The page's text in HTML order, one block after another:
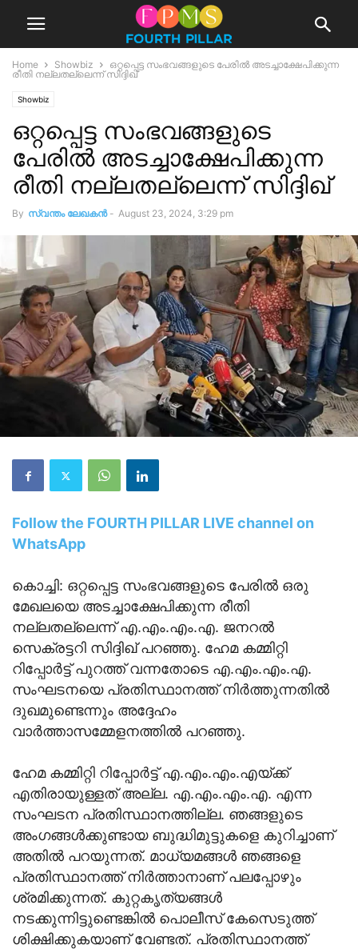
Home Showbiz
ഒറ്റപ്പെട്ട സംഭവങ്ങളുടെ പേരില്‍ അടച്ചാക്ഷേപിക്കുന്ന
രീതി നല്ലതല്ലെന്ന് സിദ്ദിഖ്
Showbiz
ഒറ്റപ്പെട്ട സംഭവങ്ങളുടെ
പേരില്‍ അടച്ചാക്ഷേപിക്കുന്ന
രീതി നല്ലതല്ലെന്ന് സിദ്ദിഖ്
By സ്വന്തം ലേഖകന്‍ - August 23, 2024, 3:29 pm
Follow the FOURTH PILLAR LIVE channel on
WhatsApp
കൊച്ചി: ഒറ്റപ്പെട്ട സംഭവങ്ങളുടെ പേരില്‍ ഒരു
മേഖലയെ അടച്ചാക്ഷേപിക്കുന്ന രീതി
നല്ലതല്ലെന്ന് എ.എം.എം.എ. ജനറല്‍
സെക്രട്ടറി സിദ്ദിഖ് പറഞ്ഞു. ഹേമ കമ്മിറ്റി
റിപ്പോര്‍ട്ട് പുറത്ത് വന്നതോടെ എ.എം.എം.എ.
സംഘടനയെ പ്രതിസ്ഥാനത്ത് നിര്‍ത്തുന്നതില്‍
ദുഖമുണ്ടെന്നും അദ്ദേഹം
വാര്‍ത്താസമ്മേളനത്തില്‍ പറഞ്ഞു.
ഹേമ കമ്മിറ്റി റിപ്പോര്‍ട്ട് എ.എം.എം.എയ്ക്ക്
എതിരായുള്ളത് അല്ല. എ.എം.എം.എ. എന്ന
സംഘടന പ്രതിസ്ഥാനത്തില്ല. ഞങ്ങളുടെ
അംഗങ്ങള്‍ക്കുണ്ടായ ബുദ്ധിമുട്ടുകളെ കുറിച്ചാണ്
അതില്‍ പറയുന്നത്. മാധ്യമങ്ങള്‍ ഞങ്ങളെ
പ്രതിസ്ഥാനത്ത് നിര്‍ത്താനാണ് പലപ്പോഴും
ശ്രമിക്കുന്നത്. കുറ്റകൃത്യങ്ങള്‍
നടക്കുന്നിട്ടുണ്ടെങ്കില്‍ പൊലീസ് കേസെടുത്ത്
ശിക്ഷിക്കുകയാണ് വേണ്ടത്. പ്രതിസ്ഥാനത്ത്